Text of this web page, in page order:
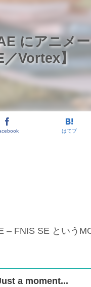
にアニメ
Vortex】
はてブ
– FNIS SE という
a moment...